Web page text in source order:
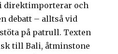
direktimporterar och
debatt – alltså vid
på patrull. Texten
till Bali, åtminstone